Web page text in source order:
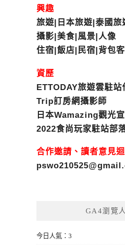
興趣
旅遊|日本旅遊|泰國旅
攝影|美食|風景|人像
住宿|飯店|民宿|背包客
資歷
ETTODAY旅遊雲駐站
Trip訂房網攝影師
日本Wamazing觀光
2022食尚玩家駐站部
合作邀請、讀者意見
GA4瀏覽
今日人氣：3